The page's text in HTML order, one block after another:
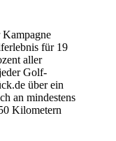
für 19
aller
Golf-
über ein
an mindestens
Kilometern